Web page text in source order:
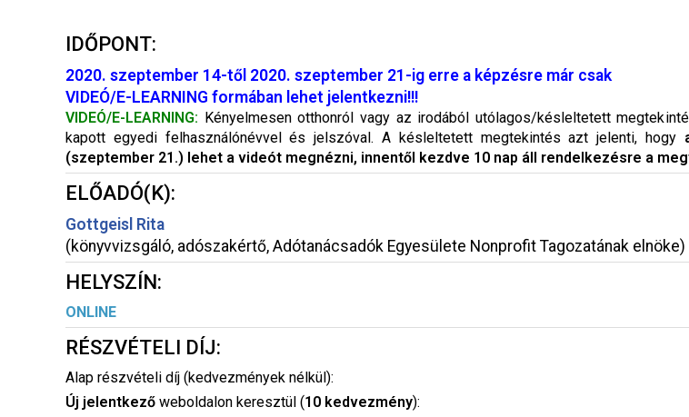
IDŐPONT:
2020. szeptember 14-től 2020. szeptember 21-ig erre a képzésre már csak
VIDEÓ/E-LEARNING formában lehet jelentkezni!!!
VIDEÓ/E-LEARNING: Kényelmesen otthonról vagy az irodából utólagos/késleltetett
kapott egyedi felhasználónévvel és jelszóval. A késleltetett megtekintés azt jelenti, hogy
(szeptember 21.) lehet a videót megnézni, innentől kezdve 10 nap áll rendelkezésre a
ELŐADÓ(K):
Gottgeisl Rita
(könyvvizsgáló, adószakértő, Adótanácsadók Egyesülete Nonprofit Tagozatának elnöke)
HELYSZÍN:
ONLINE
RÉSZVÉTELI DÍJ:
Alap részvételi díj (kedvezmények nélkül):
Új jelentkező weboldalon keresztül (10 kedvezmény):